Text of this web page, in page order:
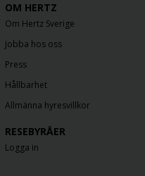
OM HERTZ
Om Hertz Sverige
Jobba hos oss
Press
Hållbarhet
Allmänna hyresvillkor
RESEBYRÅER
Logga in